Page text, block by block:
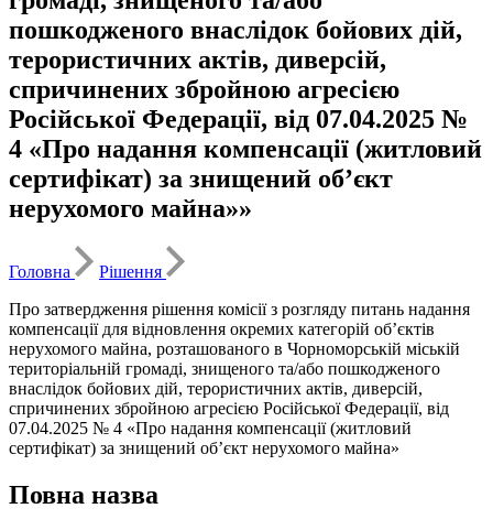
пошкодженого внаслідок бойових дій,
терористичних актів, диверсій,
спричинених збройною агресією
Російської Федерації, від 07.04.2025 №
4 «Про надання компенсації (житловий
сертифікат) за знищений об’єкт
нерухомого майна»»
Головна
Рішення
Про затвердження рішення комісії з розгляду питань надання
компенсації для відновлення окремих категорій об’єктів
нерухомого майна, розташованого в Чорноморській міській
територіальній громаді, знищеного та/або пошкодженого
внаслідок бойових дій, терористичних актів, диверсій,
спричинених збройною агресією Російської Федерації, від
07.04.2025 № 4 «Про надання компенсації (житловий
сертифікат) за знищений об’єкт нерухомого майна»
Повна назва